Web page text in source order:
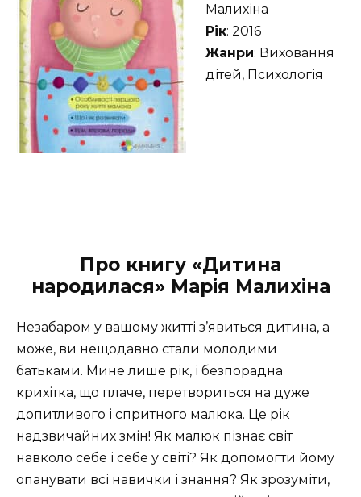
Малихіна
Рік: 2016
Жанри: Виховання
дітей, Психологія
Про книгу «Дитина
народилася» Марія Малихіна
Незабаром у вашому житті з’явиться дитина, а
може, ви нещодавно стали молодими
батьками. Мине лише рік, і безпорадна
крихітка, що плаче, перетвориться на дуже
допитливого і спритного малюка. Це рік
надзвичайних змін! Як малюк пізнає світ
навколо себе і себе у світі? Як допомогти йому
опанувати всі навички і знання? Як зрозуміти,